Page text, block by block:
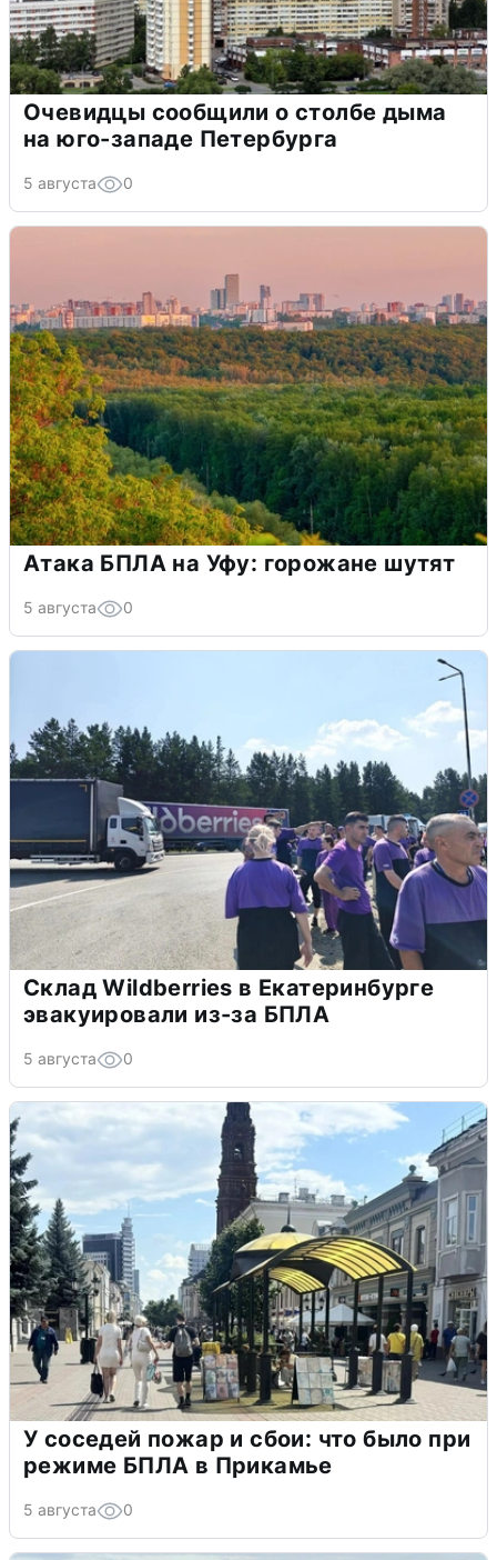
Очевидцы сообщили о столбе дыма
на юго-западе Петербурга
5 августа 0
Атака БПЛА на Уфу: горожане шутят
5 августа 0
Склад Wildberries в Екатеринбурге
эвакуировали из-за БПЛА
5 августа 0
У соседей пожар и сбои: что было при
режиме БПЛА в Прикамье
5 августа 0